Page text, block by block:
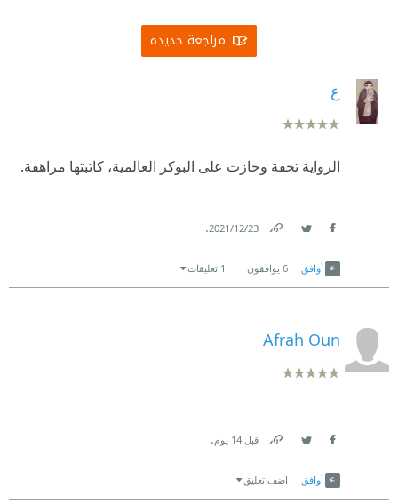
مراجعة جديدة
ع
الرواية تحفة وحازت على البوكر العالمية، كاتبتها مراهقة.
23‏/12‏/2021
.
أوافق 6 يوافقون 1 تعليقات
Afrah Oun
قبل 14 يوم .
أوافق اضف تعليق